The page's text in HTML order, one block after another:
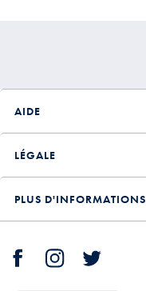
AIDE
LÉGALE
PLUS D'INFORMATIONS